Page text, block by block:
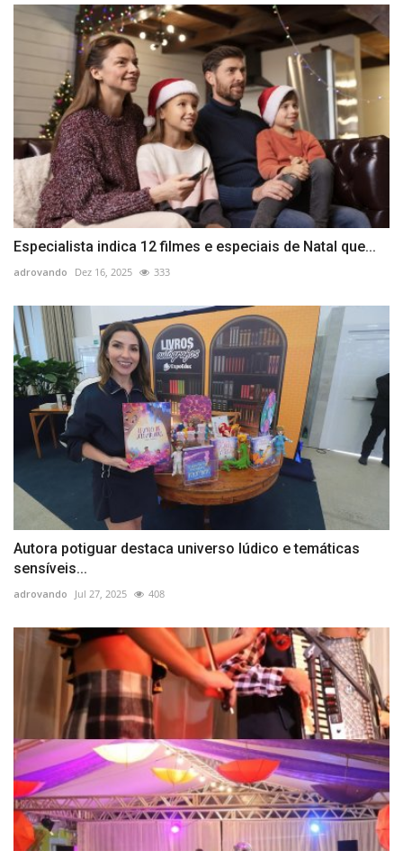
Especialista indica 12 filmes e especiais de Natal que...
adrovando Dez 16, 2025 333
Autora potiguar destaca universo lúdico e temáticas
sensíveis...
adrovando Jul 27, 2025 408